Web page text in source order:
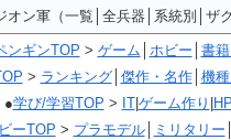
オン軍（一覧│全兵器│系統別│ザク
ンギンTOP > ゲーム ホビー 書
> ランキング│ 傑作・名作│ 機種
●学び/学習TOP > IT| ゲーム作り
ーTOP > プラモデル│ ミリタリー